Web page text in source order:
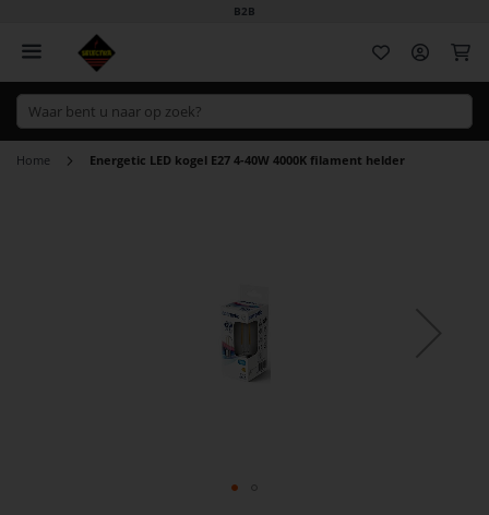
B2B
Home Energetic LED kogel E27 4-40W 4000K filament helder